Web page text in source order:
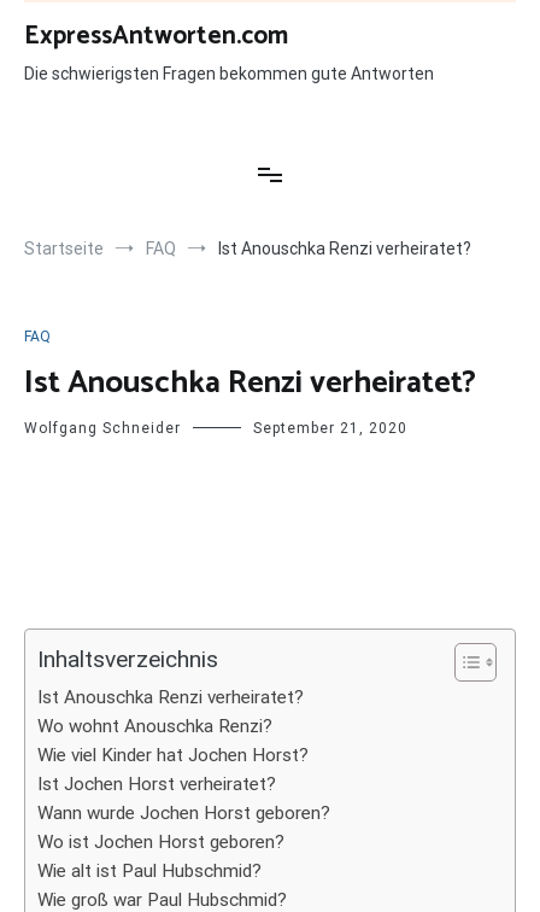
Zum
Inhalt
springen
ExpressAntworten.com
Die schwierigsten Fragen bekommen gute Antworten
Startseite FAQ Ist Anouschka Renzi verheiratet?
FAQ
Ist Anouschka Renzi verheiratet?
Wolfgang Schneider September 21, 2020
Inhaltsverzeichnis
Ist Anouschka Renzi verheiratet?
Wo wohnt Anouschka Renzi?
Wie viel Kinder hat Jochen Horst?
Ist Jochen Horst verheiratet?
Wann wurde Jochen Horst geboren?
Wo ist Jochen Horst geboren?
Wie alt ist Paul Hubschmid?
Wie groß war Paul Hubschmid?